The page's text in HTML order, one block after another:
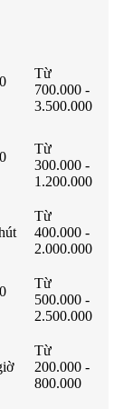
Từ
700.000 -
3.500.000
Từ
300.000 -
1.200.000
Từ
400.000 -
2.000.000
Từ
500.000 -
2.500.000
Từ
200.000 -
800.000